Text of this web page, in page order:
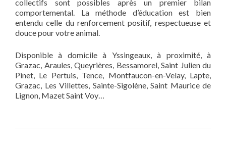
collectifs sont possibles après un premier bilan
comportemental. La méthode d’éducation est bien
entendu celle du renforcement positif, respectueuse et
douce pour votre animal.
Disponible à domicile à Yssingeaux, à proximité, à
Grazac, Araules, Queyrières, Bessamorel, Saint Julien du
Pinet, Le Pertuis, Tence, Montfaucon-en-Velay, Lapte,
Grazac, Les Villettes, Sainte-Sigolène, Saint Maurice de
Lignon, Mazet Saint Voy…